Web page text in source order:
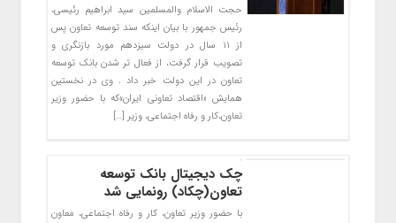
حجت الاسلام والمسلمین سید ابراهیم رئیسی،
رئیس جمهور با بیان اینکه سند توسعه تعاون پس
از ۱۱ سال در دولت سیزدهم مورد بازنگری و
تصویب قرار گرفت، از فعال تر شدن بانک توسعه
تعاون در این دولت خبر داد . وی در نخستین
همایش «اقتصاد تعاونی ایران»که با حضور وزیر
تعاون،کار و رفاه اجتماعی، وزیر […]
چک دیجیتال بانک توسعه
تعاون(چکاد) رونمایی شد
با حضور وزیر تعاون، کار و رفاه اجتماعی، معاون